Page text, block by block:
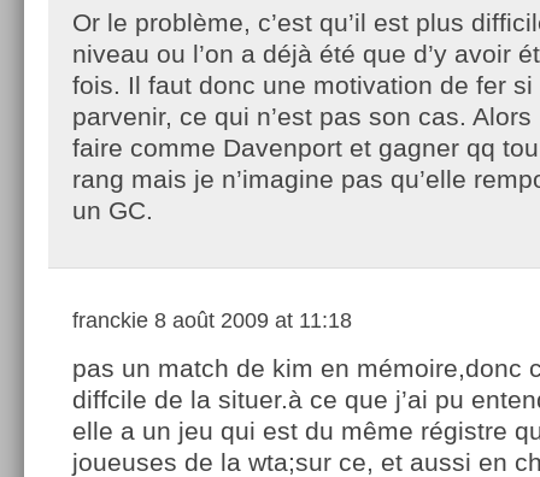
Or le problème, c’est qu’il est plus
niveau ou l’on a déjà été que d’y avoir
fois. Il faut donc une motivation de fer si
parvenir, ce qui n’est pas son cas.
faire comme Davenport et gagner qq
rang mais je n’imagine pas qu’elle
un GC.
franckie 8 août 2009 at 11:18
pas un match de kim en mémoire,donc
diffcile de la situer.à ce que j’ai pu
elle a un jeu qui est du même régistre
joueuses de la wta;sur ce, et aussi en